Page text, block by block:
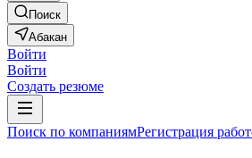
Поиск
Абакан
Войти
Войти
Создать резюме
Поиск по компаниямРегистрация